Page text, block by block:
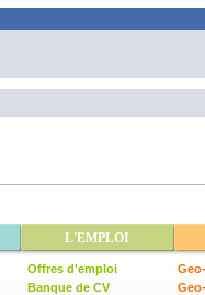
L'EMPLOI
Offres d'emploi
Banque de CV